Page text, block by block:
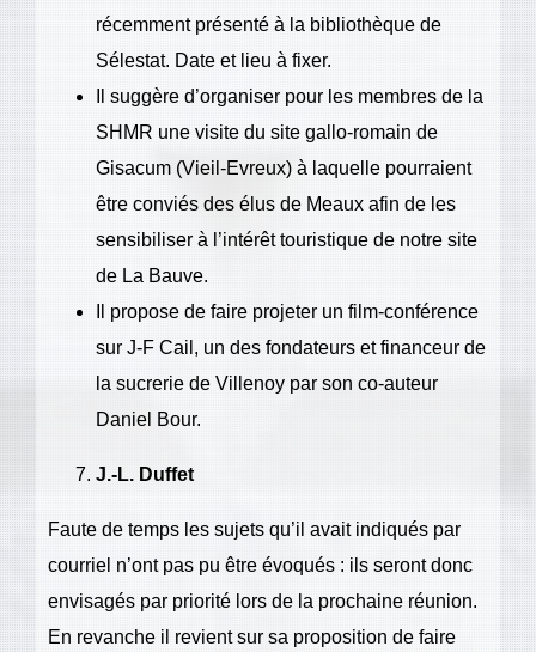
récemment présenté à la bibliothèque de
Sélestat. Date et lieu à fixer.
Il suggère d’organiser pour les membres de la
SHMR une visite du site gallo-romain de
Gisacum (Vieil-Evreux) à laquelle pourraient
être conviés des élus de Meaux afin de les
sensibiliser à l’intérêt touristique de notre site
de La Bauve.
Il propose de faire projeter un film-conférence
sur J-F Cail, un des fondateurs et financeur de
la sucrerie de Villenoy par son co-auteur
Daniel Bour.
J.-L. Duffet
Faute de temps les sujets qu’il avait indiqués par
courriel n’ont pas pu être évoqués : ils seront donc
envisagés par priorité lors de la prochaine réunion.
En revanche il revient sur sa proposition de faire